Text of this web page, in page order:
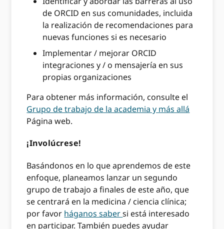
de ORCID en sus comunidades, incluida
la realización de recomendaciones para
nuevas funciones si es necesario
Implementar / mejorar ORCID
integraciones y / o mensajería en sus
propias organizaciones
Para obtener más información, consulte el
Grupo de trabajo de la academia y más allá
Página web.
¡Involúcrese!
Basándonos en lo que aprendemos de este
enfoque, planeamos lanzar un segundo
grupo de trabajo a finales de este año, que
se centrará en la medicina / ciencia clínica;
por favor háganos sabersi está interesado
en participar. También puedes ayudar